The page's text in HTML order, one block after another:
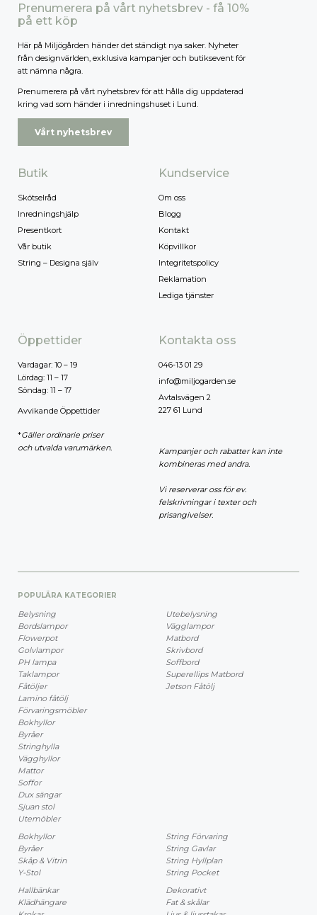
Prenumerera på vårt nyhetsbrev - få 10%
på ett köp
Här på Miljögården händer det ständigt nya saker. Nyheter
från designvärlden, exklusiva kampanjer och butiksevent för
att nämna några.
Prenumerera på vårt nyhetsbrev för att hålla dig uppdaterad
kring vad som händer i inredningshuset i Lund.
Vårt nyhetsbrev
Butik
Skötselråd
Inredningshjälp
Presentkort
Vår butik
String – Designa själv
Kundservice
Om oss
Blogg
Kontakt
Köpvillkor
Integritetspolicy
Reklamation
Lediga tjänster
Öppettider
Vardagar: 10 – 19
Lördag: 11 – 17
Söndag: 11 – 17
Avvikande Öppettider
*Gäller ordinarie priser
och utvalda varumärken.
Kontakta oss
046-13 01 29
info@miljogarden.se
Avtalsvägen 2
227 61 Lund
Kampanjer och rabatter kan inte
kombineras med andra.
Vi reserverar oss för ev.
felskrivningar i texter och
prisangivelser.
POPULÄRA KATEGORIER
Belysning
Bordslampor
Flowerpot
Golvlampor
PH lampa
Taklampor
Fåtöljer
Lamino fåtölj
Förvaringsmöbler
Bokhyllor
Byråer
Stringhylla
Vägghyllor
Mattor
Soffor
Dux sängar
Sjuan stol
Utemöbler
Utebelysning
Vägglampor
Matbord
Skrivbord
Soffbord
Superellips Matbord
Jetson Fåtölj
Bokhyllor
Byråer
Skåp & Vitrin
Y-Stol
String Förvaring
String Gavlar
String Hyllplan
String Pocket
Hallbänkar
Klädhängare
Dekorativt
Fat & skålar